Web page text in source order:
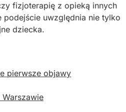
fizjoterapię z opieką innych
uwzględnia nie tylko
dziecka.
pierwsze objawy